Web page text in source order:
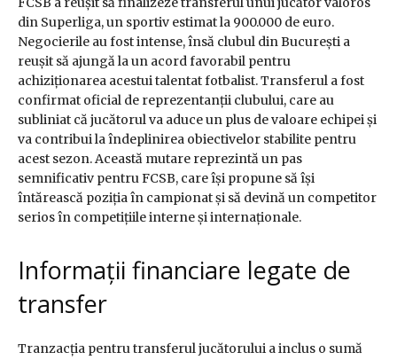
din Superliga, un sportiv estimat la 900.000 de euro.
Negocierile au fost intense, însă clubul din București a
reușit să ajungă la un acord favorabil pentru
achiziționarea acestui talentat fotbalist. Transferul a fost
confirmat oficial de reprezentanții clubului, care au
subliniat că jucătorul va aduce un plus de valoare echipei și
va contribui la îndeplinirea obiectivelor stabilite pentru
acest sezon. Această mutare reprezintă un pas
semnificativ pentru FCSB, care își propune să își
întărească poziția în campionat și să devină un competitor
serios în competițiile interne și internaționale.
Informații financiare legate de
transfer
Tranzacția pentru transferul jucătorului a inclus o sumă